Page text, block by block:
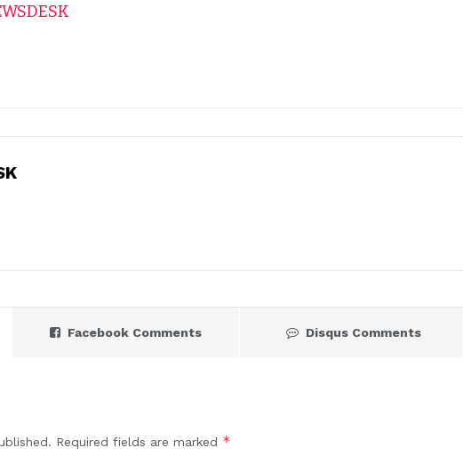
Facebook Comments Disqus Comments
Required fields are marked *